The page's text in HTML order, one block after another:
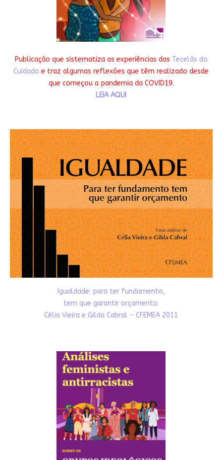
Publicação que sistematiza as experiências das Tecelãs do
Cuidado e traz algumas reflexões que têm realizado desde
que começou a pandemia da COVID19.
LEIA AQUI
Igualdade: para ter fundamento,
tem que garantir orçamento.
Célia Vieira e Gilda Cabral - CFEMEA 2011